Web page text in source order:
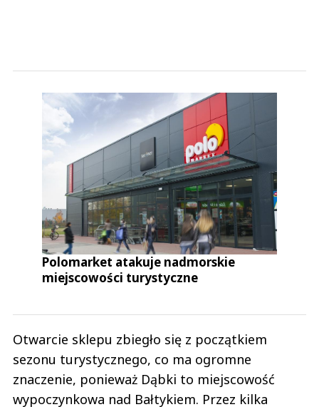
Polomarket atakuje nadmorskie
miejscowości turystyczne
Otwarcie sklepu zbiegło się z początkiem
sezonu turystycznego, co ma ogromne
znaczenie, ponieważ Dąbki to miejscowość
wypoczynkowa nad Bałtykiem. Przez kilka